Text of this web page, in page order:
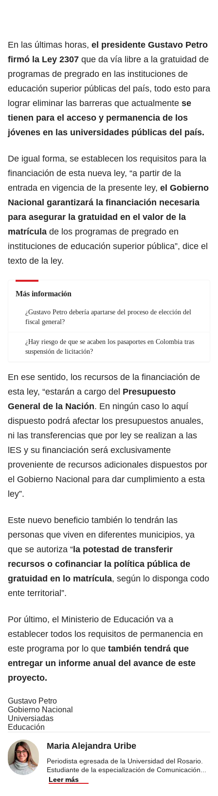
En las últimas horas, el presidente Gustavo Petro
firmó la Ley 2307 que da vía libre a la gratuidad de
programas de pregrado en las instituciones de
educación superior públicas del país, todo esto para
lograr eliminar las barreras que actualmente se
tienen para el acceso y permanencia de los
jóvenes en las universidades públicas del país.
De igual forma, se establecen los requisitos para la
financiación de esta nueva ley, “a partir de la
entrada en vigencia de la presente ley, el Gobierno
Nacional garantizará la financiación necesaria
para asegurar la gratuidad en el valor de la
matrícula de los programas de pregrado en
instituciones de educación superior pública”, dice el
texto de la ley.
Más información
¿Gustavo Petro debería apartarse del proceso de elección del
fiscal general?
¿Hay riesgo de que se acaben los pasaportes en Colombia tras
suspensión de licitación?
En ese sentido, los recursos de la financiación de
esta ley, “estarán a cargo del Presupuesto
General de la Nación. En ningún caso lo aquí
dispuesto podrá afectar los presupuestos anuales,
ni las transferencias que por ley se realizan a las
lES y su financiación será exclusivamente
proveniente de recursos adicionales dispuestos por
el Gobierno Nacional para dar cumplimiento a esta
ley”.
Este nuevo beneficio también lo tendrán las
personas que viven en diferentes municipios, ya
que se autoriza “la potestad de transferir
recursos o cofinanciar la política pública de
gratuidad en lo matrícula, según lo disponga codo
ente territorial”.
Por último, el Ministerio de Educación va a
establecer todos los requisitos de permanencia en
este programa por lo que también tendrá que
entregar un informe anual del avance de este
proyecto.
Gustavo Petro
Gobierno Nacional
Universiadas
Educación
Maria Alejandra Uribe
Periodista egresada de la Universidad del Rosario.
Estudiante de la especialización de Comunicación
Leer más